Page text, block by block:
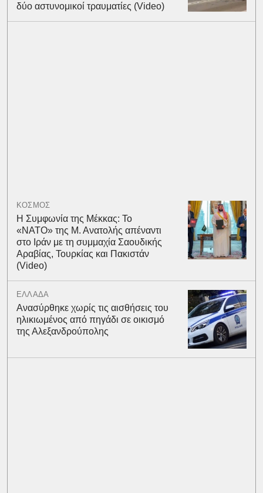
δύο αστυνομικοί τραυματίες (Video)
ΚΟΣΜΟΣ
Η Συμφωνία της Μέκκας: Το
«ΝΑΤΟ» της Μ. Ανατολής απέναντι
στο Ιράν με τη συμμαχία Σαουδικής
Αραβίας, Τουρκίας και Πακιστάν
(Video)
ΕΛΛΑΔΑ
Ανασύρθηκε χωρίς τις αισθήσεις του
ηλικιωμένος από πηγάδι σε οικισμό
της Αλεξανδρούπολης